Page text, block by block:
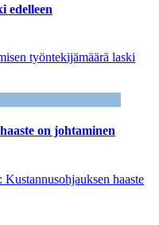
edelleen
työntekijämäärä laski
on johtaminen
haaste